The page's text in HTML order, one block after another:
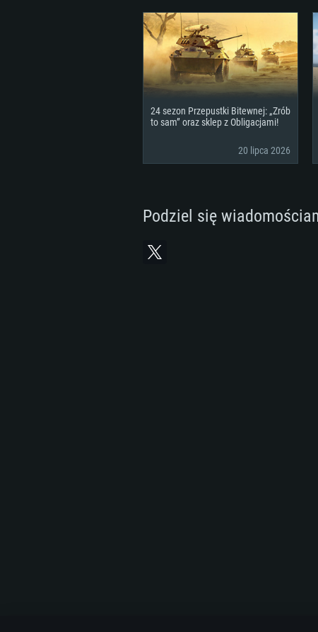
24 sezon Przepustki Bitewnej: „Zrób
to sam” oraz sklep z Obligacjami!
20 lipca 2026
Podziel się